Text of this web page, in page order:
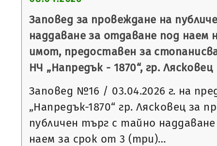
Заповед за провеждане на
наддаване за отдаване под наем
имот, предоставен за
НЧ „Напредък - 1870“, гр. Лясковец
Заповед №16 / 03.04.2026 г. на
„Напредък-1870“ гр. Лясковец за
публичен търг с тайно
наем за срок от 3 (три)…